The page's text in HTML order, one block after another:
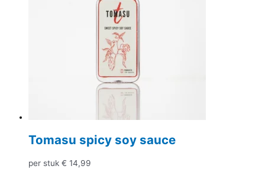
Tomasu spicy soy sauce
per stuk € 14,99